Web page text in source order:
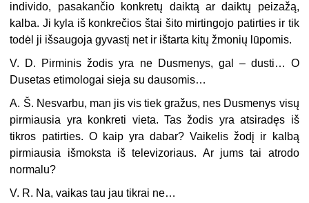
individo, pasakančio konkretų daiktą ar daiktų peizažą,
kalba. Ji kyla iš konkrečios štai šito mirtingojo patirties ir tik
todėl ji išsaugoja gyvastį net ir ištarta kitų žmonių lūpomis.
V. D. Pirminis žodis yra ne Dusmenys, gal – dusti… O
Dusetas etimologai sieja su dausomis…
A. Š. Nesvarbu, man jis vis tiek gražus, nes Dusmenys visų
pirmiausia yra konkreti vieta. Tas žodis yra atsiradęs iš
tikros patirties. O kaip yra dabar? Vaikelis žodį ir kalbą
pirmiausia išmoksta iš televizoriaus. Ar jums tai atrodo
normalu?
V. R. Na, vaikas tau jau tikrai ne…